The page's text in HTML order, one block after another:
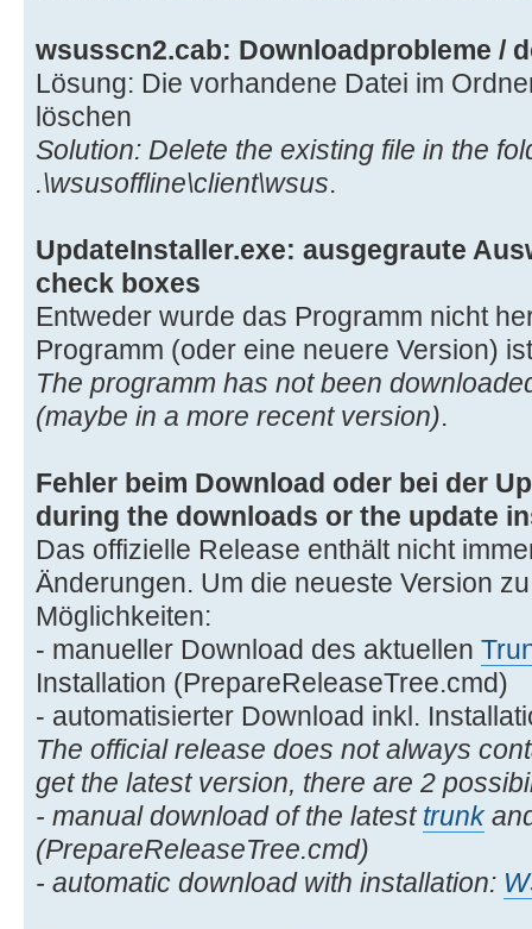
wsusscn2.cab: Downloadprobleme /
Lösung: Die vorhandene Datei im
löschen
Solution: Delete the existing file in the
.\wsusoffline\client\wsus.
UpdateInstaller.exe: ausgegraute
check boxes
Entweder wurde das Programm nicht
Programm (oder eine neuere Version)
The programm has not been
(maybe in a more recent version).
Fehler beim Download oder bei der
during the downloads or the update
Das offizielle Release enthält nicht
Änderungen. Um die neueste Version
Möglichkeiten:
- manueller Download des aktuellen
Installation (PrepareReleaseTree.cmd)
- automatisierter Download inkl.
The official release does not always
get the latest version, there are 2
- manual download of the latest trunk
(PrepareReleaseTree.cmd)
- automatic download with installation: